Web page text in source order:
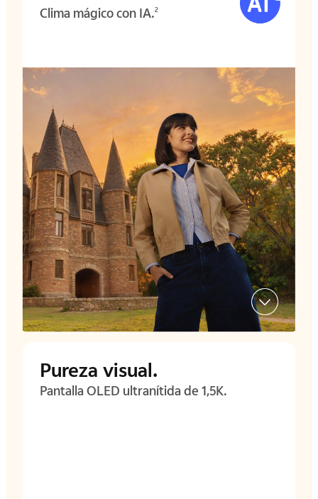
Clima mágico con IA.2
Pureza visual.
Pantalla OLED ultranítida de 1,5K.